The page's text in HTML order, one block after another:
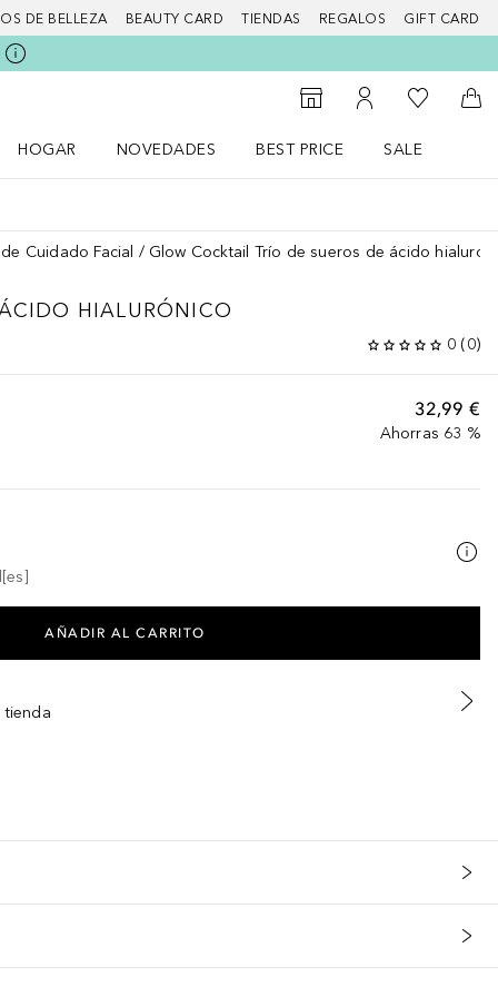
DE BELLEZA BEAUTY CARD TIENDAS REGALOS GIFT CARD
Al Storefinder
Mi cuenta
Mi lista de
A
HOGAR
NOVEDADES
BEST PRICE
SALE
Cuidado Facial Glow Cocktail Trío de sueros de ácido
HIALURÓNICO
0 (0)
32,99 €
Ahorras 63 %
AÑADIR AL CARRITO
tienda